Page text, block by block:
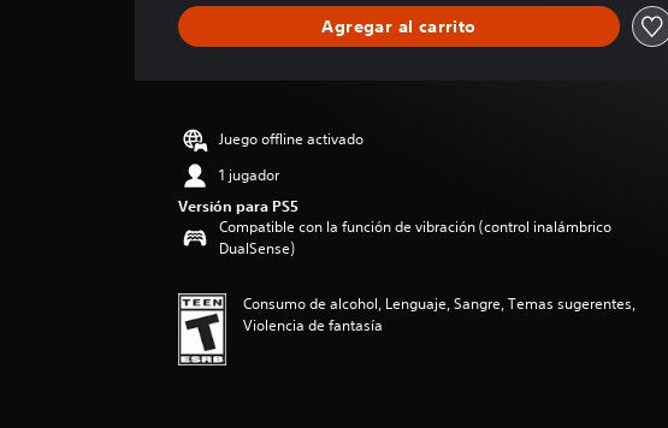
l
i
i
a
c
o
n
e
Agregar al carrito
Juego offline activado
1 jugador
Versión para PS5
Compatible con la función de vibración (control inalámbrico
DualSense)
Consumo de alcohol, Lenguaje, Sangre, Temas sugerentes,
Violencia de fantasía